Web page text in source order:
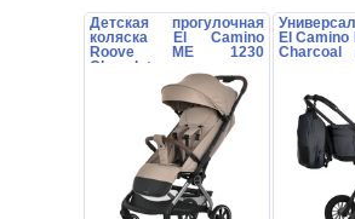
Детская прогулочная
коляска El Camino
Roove ME 1230
Chocolate коричневая
El Camino
Charcoal
серая